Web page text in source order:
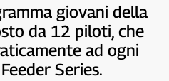
giovani della
da 12 piloti, che
ad ogni
Series.